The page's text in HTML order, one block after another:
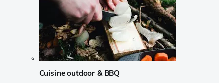
Cuisine outdoor & BBQ